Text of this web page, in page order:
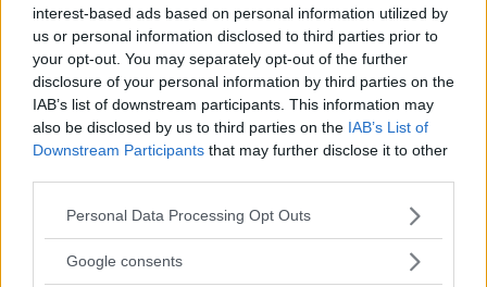
interest-based ads based on personal information utilized by
us or personal information disclosed to third parties prior to
your opt-out. You may separately opt-out of the further
disclosure of your personal information by third parties on the
IAB’s list of downstream participants. This information may
also be disclosed by us to third parties on the IAB’s List of
Downstream Participants that may further disclose it to other
Please note that this website/app uses one or more Google
not limited to your visit or usage behaviour. You may click to
Personal Data Processing Opt Outs
Google consents